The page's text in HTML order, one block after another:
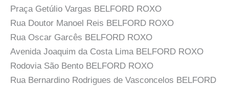
Praça Getúlio Vargas BELFORD ROXO
Rua Doutor Manoel Reis BELFORD ROXO
Rua Oscar Garcês BELFORD ROXO
Avenida Joaquim da Costa Lima BELFORD ROXO
Rodovia São Bento BELFORD ROXO
Rua Bernardino Rodrigues de Vasconcelos BELFORD